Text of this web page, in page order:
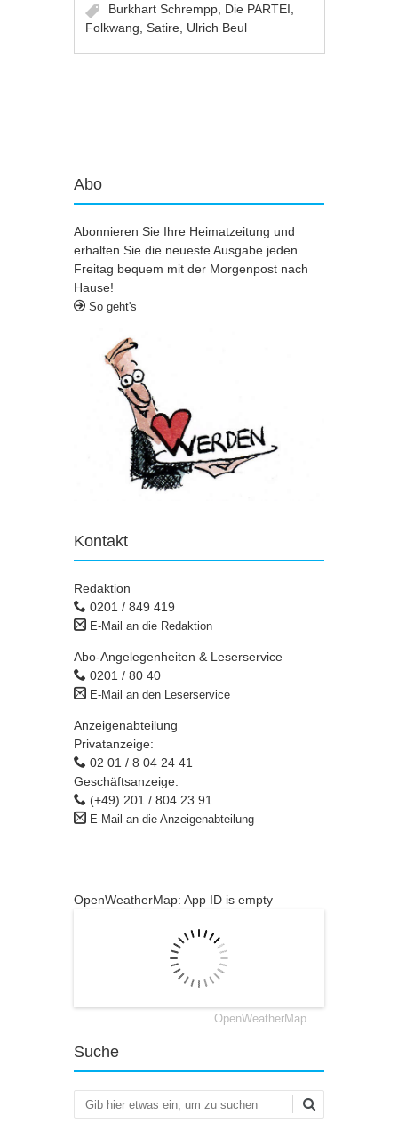
Burkhart Schrempp Die PARTEI
Folkwang ,Satire Ulrich Beul
Abo
Abonnieren Sie Ihre Heimatzeitung und
erhalten Sie die neueste Ausgabe jeden
Freitag bequem mit der Morgenpost nach
Hause!
So geht's
Kontakt
Redaktion
0201 / 849 419
E-Mail an die Redaktion
Abo-Angelegenheiten & Leserservice
0201 / 80 40
E-Mail an den Leserservice
Anzeigenabteilung
Privatanzeige:
02 01 / 8 04 24 41
Geschäftsanzeige:
(+49) 201 / 804 23 91
E-Mail an die Anzeigenabteilung
OpenWeatherMap: App ID is empty
OpenWeatherMap
Suche
Suchen